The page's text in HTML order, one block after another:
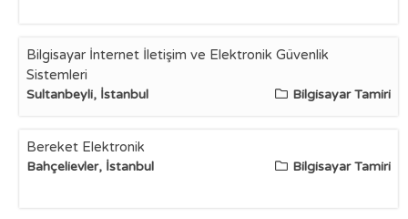
Bilgisayar İnternet İletişim ve Elektronik Güvenlik
Sistemleri
Sultanbeyli, İstanbul Bilgisayar Tamiri
Bereket Elektronik
Bahçelievler, İstanbul Bilgisayar Tamiri